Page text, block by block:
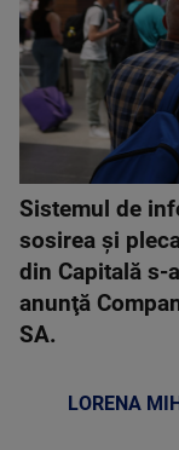
Sistemul de
sosirea şi
din Capitală s-
anunţă
SA.
LORENA